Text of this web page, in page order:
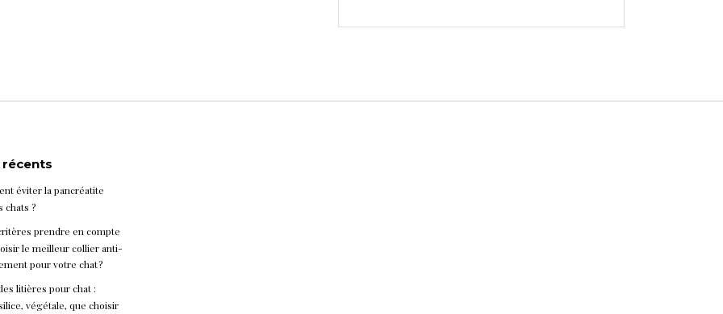
éviter la pancréatite
chats ?
prendre en compte
le meilleur collier anti-
pour votre chat ?
litières pour chat :
végétale, que choisir